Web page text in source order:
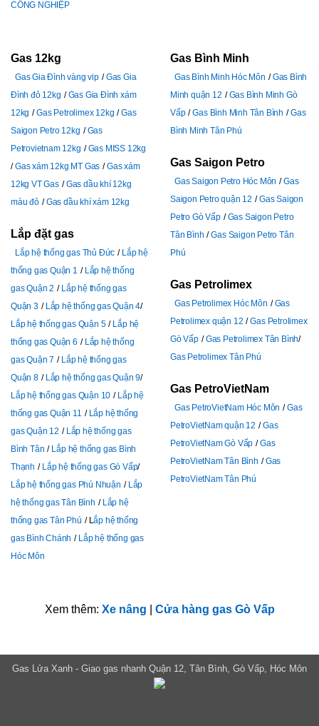
CÔNG NGHIỆP
Gas 12kg
Gas Gia Đình vàng vip
Gas Gia
Đình đỏ 12kg
Gas Gia Đình xám
12kg
Gas Petrolimex 12kg
Gas
Saigon Petro 12kg
Gas
Petrovietnam 12kg
Gas MISS 12kg
Gas xám 12kg MT Gas
Gas xám
12kg VT Gas
Gas dầu khí 12kg
màu đỏ
Gas dầu khí xám 12kg
Lắp đặt gas
Lắp hệ thống gas Thủ Đức
Lắp hệ
thống gas Quận 1
Lắp hệ thống
gas Quận 2
Lắp hệ thống gas
Quận 3
Lắp hệ thống gas Quận 4
Lắp hệ thống gas Quận 5
Lắp hệ
thống gas Quận 6
Lắp hệ thống
gas Quận 7
Lắp hệ thống gas
Quận 8
Lắp hệ thống gas Quận 9
Lắp hệ thống gas Quận 10
Lắp hệ
thống gas Quận 11
Lắp hệ thống
gas Quận 12
Lắp hệ thống gas
Bình Tân
Lắp hệ thống gas Bình
Thạnh
Lắp hệ thống gas Gò Vấp
Lắp hệ thống gas Phú Nhuận
Lắp
hệ thống gas Tân Bình
Lắp hệ
thống gas Tân Phú
Lắp hệ thống
gas Bình Chánh
Lắp hệ thống gas
Hóc Môn
Gas Bình Minh
Gas Bình Minh Hóc Môn
Gas Bình
Minh quận 12
Gas Bình Minh Gò
Vấp
Gas Bình Minh Tân Bình
Gas
Bình Minh Tân Phú
Gas Saigon Petro
Gas Saigon Petro Hóc Môn
Gas
Saigon Petro quận 12
Gas Saigon
Petro Gò Vấp
Gas Saigon Petro
Tân Bình
Gas Saigon Petro Tân
Phú
Gas Petrolimex
Gas Petrolimex Hóc Môn
Gas
Petrolimex quận 12
Gas Petrolimex
Gò Vấp
Gas Petrolimex Tân Bình
Gas Petrolimex Tân Phú
Gas PetroVietNam
Gas PetroVietNam Hóc Môn
Gas
PetroVietNam quận 12
Gas
PetroVietNam Gò Vấp
Gas
PetroVietNam Tân Bình
Gas
PetroVietNam Tân Phú
Xem thêm: Xe nâng Cửa hàng gas Gò Vấp
Gas Lửa Xanh - Giao gas nhanh Quận 12, Tân Bình, Gò Vấp, Hóc Môn